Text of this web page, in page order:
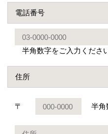
電話番号
半角数字をご入力くださ
住所
〒 半角